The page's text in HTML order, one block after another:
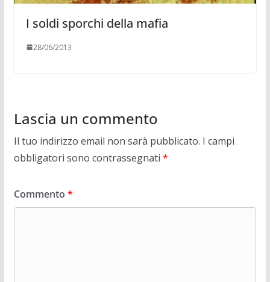
I soldi sporchi della mafia
28/06/2013
Lascia un commento
Il tuo indirizzo email non sarà pubblicato. I campi
obbligatori sono contrassegnati *
Commento *